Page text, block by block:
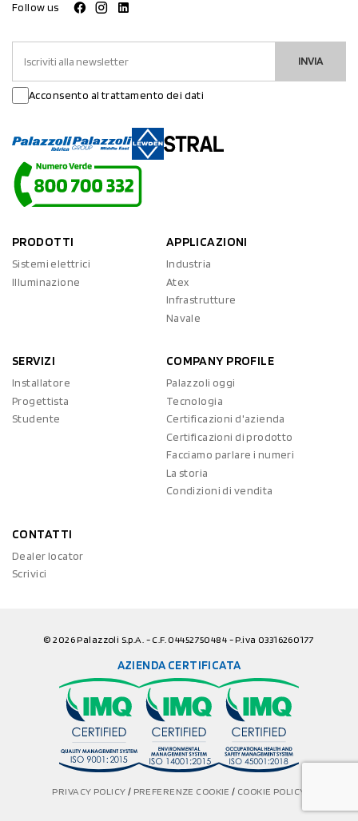
Follow us
INVIA
Acconsento al trattamento dei dati
PRODOTTI
Sistemi elettrici
Illuminazione
APPLICAZIONI
Industria
Atex
Infrastrutture
Navale
SERVIZI
Installatore
Progettista
Studente
COMPANY PROFILE
Palazzoli oggi
Tecnologia
Certificazioni d'azienda
Certificazioni di prodotto
Facciamo parlare i numeri
La storia
Condizioni di vendita
CONTATTI
Dealer locator
Scrivici
© 2026 Palazzoli S.p.A. - C.F. 04452750484 - P.iva 03316260177
AZIENDA CERTIFICATA
PRIVACY POLICY / PREFERENZE COOKIE/ COOKIE POLICY